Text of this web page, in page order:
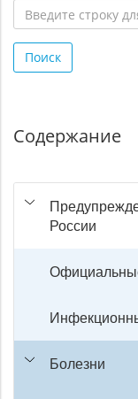
строку
для
Поиск
Содержание
России
Болезни